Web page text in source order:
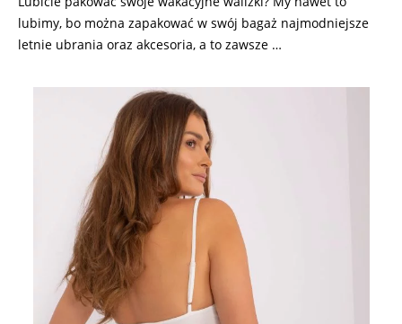
lubimy, bo można zapakować w swój bagaż najmodniejsze
letnie ubrania oraz akcesoria, a to zawsze …